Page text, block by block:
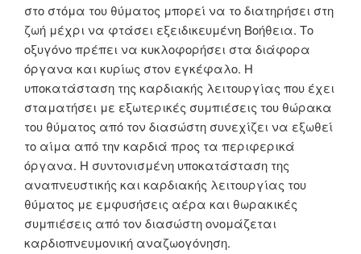
στο στόμα του θύματος μπορεί να το διατηρήσει στη
ζωή μέχρι να φτάσει εξειδικευμένη Βοήθεια. Το
οξυγόνο πρέπει να κυκλοφορήσει στα διάφορα
όργανα και κυρίως στον εγκέφαλο. Η
υποκατάσταση της καρδιακής λειτουργίας που έχει
σταματήσει με εξωτερικές συμπιέσεις του θώρακα
του θύματος από τον διασώστη συνεχίζει να εξωθεί
το αίμα από τηv καρδιά προς τα περιφερικά
όργανα. Η συντονισμένη υποκατάσταση της
αναπνευστικής και καρδιακής λειτουργίας του
θύματος με εμφυσήσεις αέρα και θωρακικές
συμπιέσεις από τον διασώστη ονομάζεται
καρδιοπνευμονική αναζωογόνηση.